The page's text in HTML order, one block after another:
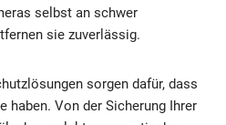
selbst an schwer
sie zuverlässig.
sorgen dafür, dass
haben. Von der Sicherung Ihrer